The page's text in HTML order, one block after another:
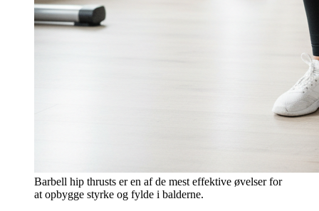
Barbell hip thrusts er en af de mest effektive øvelser for
at opbygge styrke og fylde i balderne.